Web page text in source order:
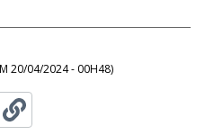
20/04/2024 - 00H48)